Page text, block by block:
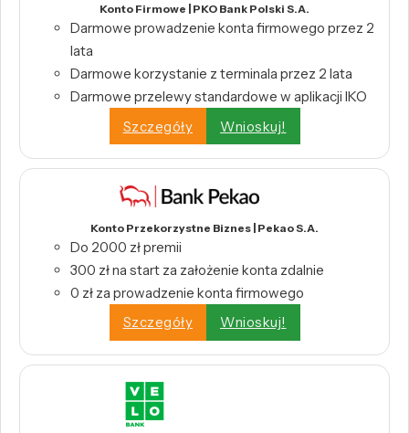
Konto Firmowe | PKO Bank Polski S.A.
Darmowe prowadzenie konta firmowego przez 2
lata
Darmowe korzystanie z terminala przez 2 lata
Darmowe przelewy standardowe w aplikacji IKO
Szczegóły
Wnioskuj!
Konto Przekorzystne Biznes | Pekao S.A.
Do 2000 zł premii
300 zł na start za założenie konta zdalnie
0 zł za prowadzenie konta firmowego
Szczegóły
Wnioskuj!